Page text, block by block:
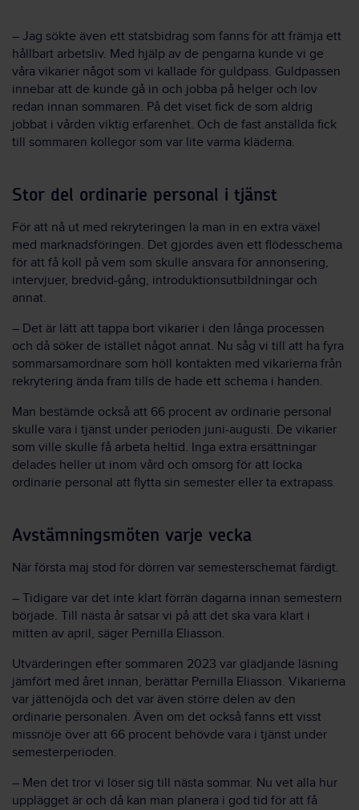
– Jag sökte även ett statsbidrag som fanns för att främja ett
hållbart arbetsliv. Med hjälp av de pengarna kunde vi ge
våra vikarier något som vi kallade för guldpass. Guldpassen
innebar att de kunde gå in och jobba på helger och lov
redan innan sommaren. På det viset fick de som aldrig
jobbat i vården viktig erfarenhet. Och de fast anställda fick
till sommaren kollegor som var lite varma kläderna.
Stor del ordinarie personal i tjänst
För att nå ut med rekryteringen la man in en extra växel
med marknadsföringen. Det gjordes även ett flödesschema
för att få koll på vem som skulle ansvara för annonsering,
intervjuer, bredvid-gång, introduktionsutbildningar och
annat.
– Det är lätt att tappa bort vikarier i den långa processen
och då söker de istället något annat. Nu såg vi till att ha fyra
sommarsamordnare som höll kontakten med vikarierna från
rekrytering ända fram tills de hade ett schema i handen.
Man bestämde också att 66 procent av ordinarie personal
skulle vara i tjänst under perioden juni-augusti. De vikarier
som ville skulle få arbeta heltid. Inga extra ersättningar
delades heller ut inom vård och omsorg för att locka
ordinarie personal att flytta sin semester eller ta extrapass.
Avstämningsmöten varje vecka
När första maj stod för dörren var semesterschemat färdigt.
– Tidigare var det inte klart förrän dagarna innan semestern
började. Till nästa år satsar vi på att det ska vara klart i
mitten av april, säger Pernilla Eliasson.
Utvärderingen efter sommaren 2023 var glädjande läsning
jämfört med året innan, berättar Pernilla Eliasson. Vikarierna
var jättenöjda och det var även större delen av den
ordinarie personalen. Även om det också fanns ett visst
missnöje över att 66 procent behövde vara i tjänst under
semesterperioden.
– Men det tror vi löser sig till nästa sommar. Nu vet alla hur
upplägget är och då kan man planera i god tid för att få